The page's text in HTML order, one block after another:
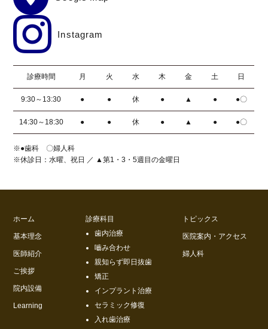
Instagram
診療時間 月 火 水 木 金 土 日
9:30～13:30 ● ● 休 ● ▲ ● ●〇
14:30～18:30 ● ● 休 ● ▲ ● ●〇
※●歯科 〇婦人科
※休診日：水曜、祝日 ／ ▲第1・3・5週目の金曜日
ホーム
基本理念
医師紹介
ご挨拶
院内設備
Learning
診療科目
歯内治療
嚙み合わせ
親知らず即日抜歯
矯正
インプラント治療
セラミック修復
入れ歯治療
トピックス
医院案内・アクセス
婦人科